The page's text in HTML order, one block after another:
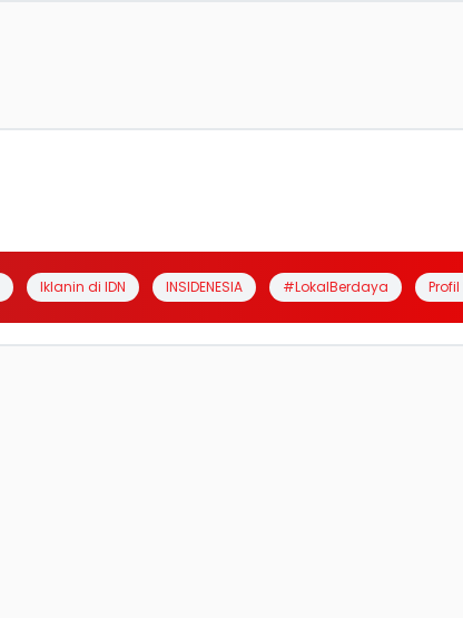
Iklanin di IDN INSIDENESIA #LokalBerdaya